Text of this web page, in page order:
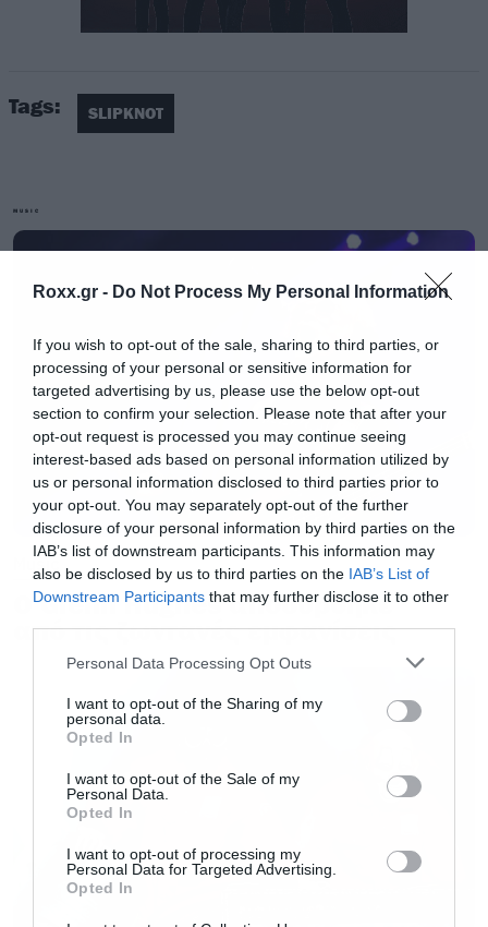
Roxx.gr - Do Not Process My Personal Information
If you wish to opt-out of the sale, sharing to third parties, or
processing of your personal or sensitive information for
targeted advertising by us, please use the below opt-out
section to confirm your selection. Please note that after your
opt-out request is processed you may continue seeing
interest-based ads based on personal information utilized by
us or personal information disclosed to third parties prior to
your opt-out. You may separately opt-out of the further
disclosure of your personal information by third parties on the
IAB’s list of downstream participants. This information may
also be disclosed by us to third parties on the IAB’s List of
Downstream Participants that may further disclose it to other
Please note that this website/app uses one or more Google
not limited to your visit or usage behaviour. You may click to
grant or deny consent to Google and its third-party tags to
use your data for below specified purposes in below Google
consent section.
Personal Data Processing Opt Outs
I want to opt-out of the Sharing of my
personal data.
Opted In
I want to opt-out of the Sale of my
Personal Data.
Opted In
I want to opt-out of processing my
Personal Data for Targeted Advertising.
Opted In
Μαζί με τονClown
ότι καταλαβαίνουμε το υλικό που είχαν στα
χέρια τους ήταν αρκετά διαφορετικό ηχητικά
από όσα είχαμε συνηθίσει από αυτούς και για
αυτό είχε μείνει στο αρχείο μέχρι σήμερα.
«Αργά ή γρήγορα ο κόσμος θα το ακούσει γιατί
είναι η αλήθεια. Συνέβη. Περάσαμε πολύ χρόνο
φτιάχνοντας το, δουλεύαμε κάθε μέρα, κάναμε
τη μίξη και το μάστερ, υπάρχει μέχρι και
arwork. Είναι καταπληκτικό υλικό. Αλλά πρέπει
να μπει με τον σωστό τρόπο στην ιστορία των
Slipknot».
Όπως είπε οShawn Crahanτα τραγούδια που
είχαν ηχογραφήσει ήταν συνολικά 11 και ένα
από αυτά το ξέρουμε ήδη. Είναι το till we die
που υπήρχε στη deluxe έκδοση του All hope is
Ελπίζουμε λοιπόν κάποια στιγμή να έχουμε τη
δυνατότητα να το ακούσουμε ολόκληρο αν και
το πιο πιθανό είναι ότι θα προηγηθεί το νέο
Tags: SLIPKNOT
MUSIC
Music
Ο Glenn Hughes αποσύρθηκε
από τις ζωντανές εμφανίσεις